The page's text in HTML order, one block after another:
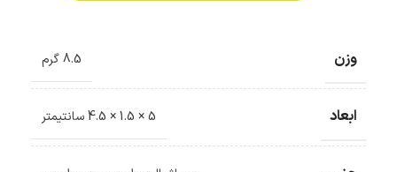
وزن 8.5 گرم
ابعاد 5 × 1.5 × 4.5 سانتیمتر